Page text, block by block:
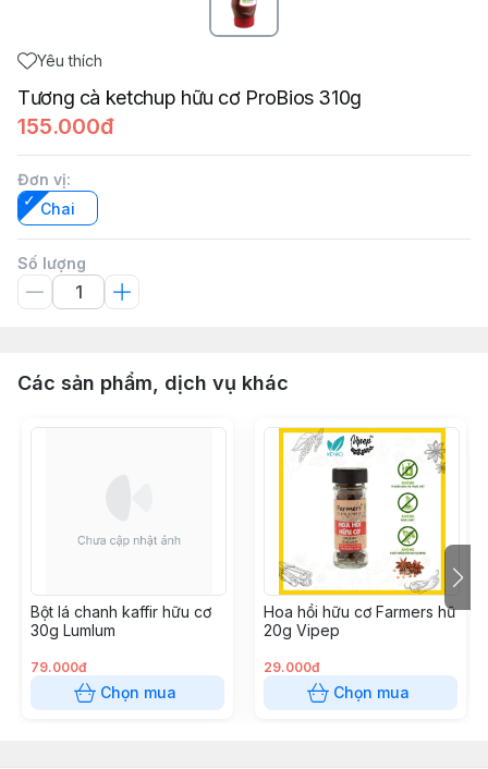
Yêu thích
Tương cà ketchup hữu cơ ProBios 310g
155.000đ
Đơn vị:
Chai
Số lượng
Các sản phẩm, dịch vụ khác
Bột lá chanh kaffir hữu cơ
30g Lumlum
79.000đ
Chọn mua
Hoa hồi hữu cơ Farmers hũ
20g Vipep
29.000đ
Chọn mua